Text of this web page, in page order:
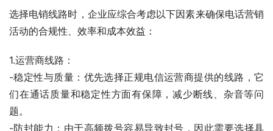
选择电销线路时，企业应综合考虑以下因素来确保电话营销
活动的合规性、效率和成本效益：
1.运营商线路：
-稳定性与质量：优先选择正规电信运营商提供的线路，它
们在通话质量和稳定性方面有保障，减少断线、杂音等问
题。
-防封能力：由于高频拨号容易导致封号，因此需要选择具